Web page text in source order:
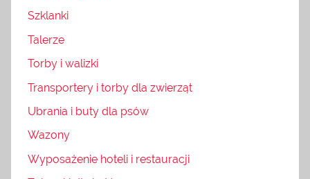
Szklanki
Talerze
Torby i walizki
Transportery i torby dla zwierząt
Ubrania i buty dla psów
Wazony
Wyposażenie hoteli i restauracji